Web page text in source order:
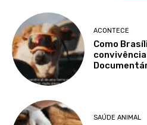
ACONTECE
Como
SAÚDE ANIMAL